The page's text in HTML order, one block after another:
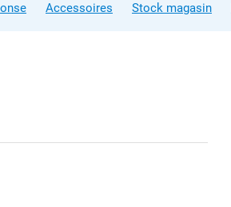
Accessoires Stock magasin